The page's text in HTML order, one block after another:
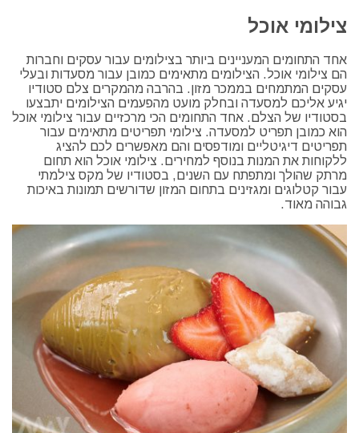
צילומי אוכל
אחד התחומים המעניינים ביותר בצילומים עבור עסקים וחברות
הם צילומי אוכל. הצילומים מתאימים כמובן עבור מסעדות ובעלי
עסקים המתמחים בממכר מזון. בהרבה מהמקרים צלם סטודיו
יגיע אליכם למסעדה ובחלק מועט מהפעמים הצילומים יתבצעו
בסטודיו של הצלם. אחד התחומים הכי מרכזיים עבור צילומי אוכל
הוא כמובן תפריט למסעדה. צילומי תפריטים מתאימים עבור
תפריטים דיגיטליים ומודפסים והם מאפשרים לכם להציג
ללקוחות את המנות בנוסף למחירים. צילומי אוכל הוא תחום
מרתק שהולך ומתפתח עם השנים, בסטודיו של מקס צילמתי
עבור קטלוגים ומגזינים בתחום המזון שדורשים תמונות באיכות
גבוהה מאוד.